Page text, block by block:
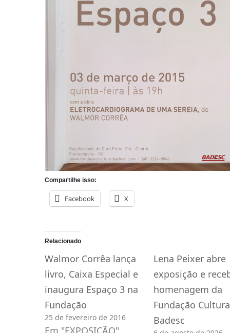
Compartilhe isso:
Facebook X
Relacionado
Walmor Corrêa lança
livro, Caixa Especial e
inaugura Espaço 3 na
Fundação
25 de fevereiro de 2016
Lena Peixer abre
exposição e
homenagem da
Fundação
Badesc